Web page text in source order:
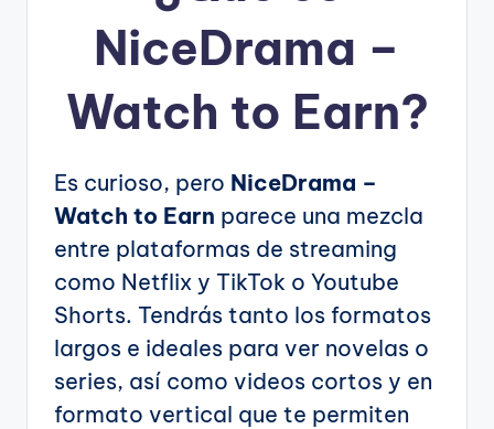
NiceDrama –
Watch to Earn?
Es curioso, pero NiceDrama –
Watch to Earn parece una mezcla
entre plataformas de streaming
como Netflix y TikTok o Youtube
Shorts. Tendrás tanto los formatos
largos e ideales para ver novelas o
series, así como videos cortos y en
formato vertical que te permiten